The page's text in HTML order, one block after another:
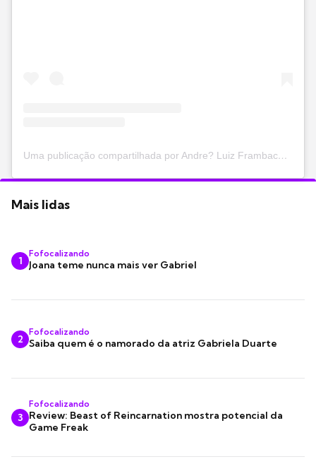
Uma publicação compartilhada por Andre? Luiz Frambach (@andreluizframbach)
Mais lidas
1
Fofocalizando
Joana teme nunca mais ver Gabriel
2
Fofocalizando
Saiba quem é o namorado da atriz Gabriela Duarte
3
Fofocalizando
Review: Beast of Reincarnation mostra potencial da
Game Freak